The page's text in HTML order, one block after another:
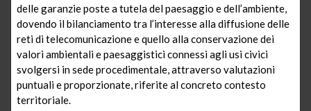
delle garanzie poste a tutela del paesaggio e dell’ambiente,
dovendo il bilanciamento tra l’interesse alla diffusione delle
reti di telecomunicazione e quello alla conservazione dei
valori ambientali e paesaggistici connessi agli usi civici
svolgersi in sede procedimentale, attraverso valutazioni
puntuali e proporzionate, riferite al concreto contesto
territoriale.